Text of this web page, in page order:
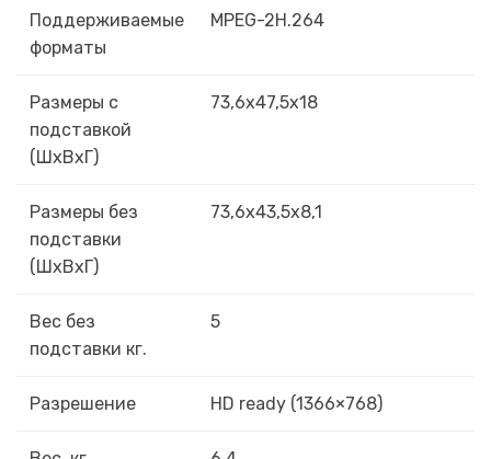
Поддерживаемые
форматы
MPEG-2H.264
Размеры с
подставкой
(ШxВxГ)
73,6х47,5х18
Размеры без
подставки
(ШxВxГ)
73,6х43,5х8,1
Вес без
подставки кг.
5
Разрешение HD ready (1366×768)